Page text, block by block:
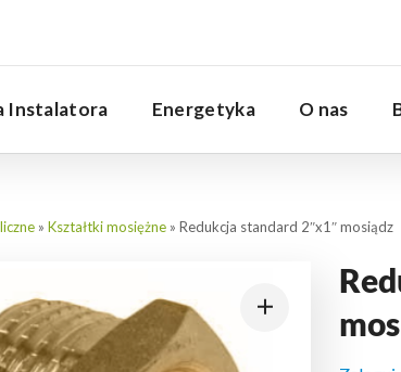
Instalatora Energetyka O nas
» Kształtki mosiężne » Redukcja standard 2″x1″ mosiądz